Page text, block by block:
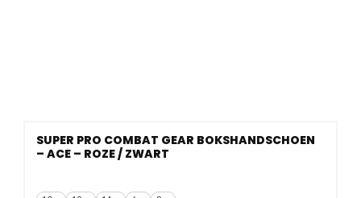
SUPER PRO COMBAT GEAR BOKSHANDSCHOEN
– ACE – ROZE / ZWART